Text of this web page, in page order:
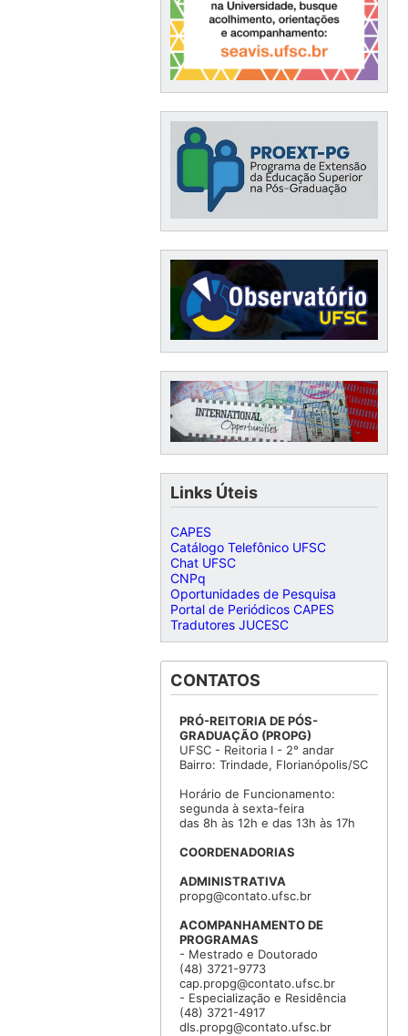
Links Úteis
CAPES
Catálogo Telefônico UFSC
Chat UFSC
CNPq
Oportunidades de Pesquisa
Portal de Periódicos CAPES
Tradutores JUCESC
CONTATOS
PRÓ-REITORIA DE PÓS-
GRADUAÇÃO (PROPG)
UFSC - Reitoria I - 2° andar
Bairro: Trindade, Florianópolis/SC
Horário de Funcionamento:
segunda à sexta-feira
das 8h às 12h e das 13h às 17h
COORDENADORIAS
ADMINISTRATIVA
propg@contato.ufsc.br
ACOMPANHAMENTO DE
PROGRAMAS
- Mestrado e Doutorado
(48) 3721-9773
cap.propg@contato.ufsc.br
- Especialização e Residência
(48) 3721-4917
dls.propg@contato.ufsc.br